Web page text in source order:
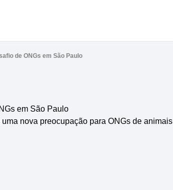
de ONGs em São Paulo
em São Paulo
nova preocupação para ONGs de animais